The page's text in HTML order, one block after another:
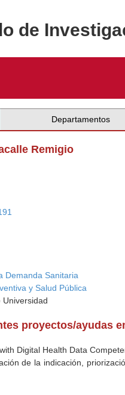
de
Departamentos
Remigio
Demanda Sanitaria
y Salud Pública
proyectos/ayudas
Digital Health Data
de la indicación,